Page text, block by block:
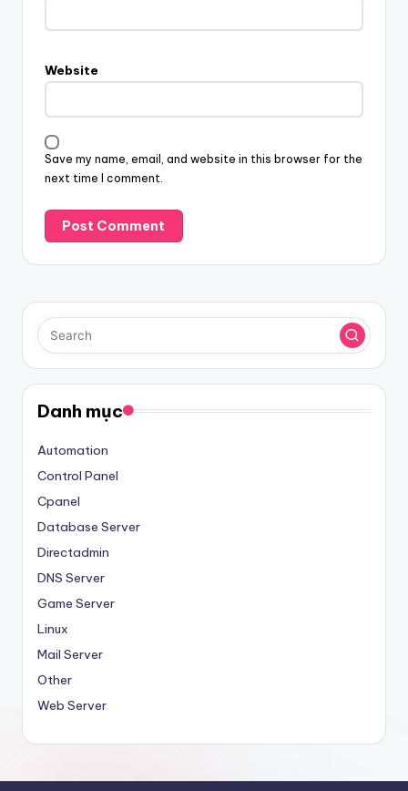
Website
Save my name, email, and website in this browser for the
next time I comment.
Danh mục
Automation
Control Panel
Cpanel
Database Server
Directadmin
DNS Server
Game Server
Linux
Mail Server
Other
Web Server